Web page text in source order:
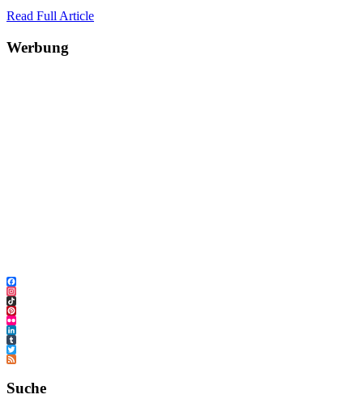
Read Full Article
Werbung
Facebook
Instagram
TikTok
Pinterest
Flickr
LinkedIn
Tumblr
Twitter
Feed
Suche